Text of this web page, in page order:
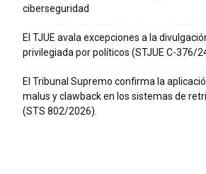
ciberseguridad
El TJUE avala excepciones a la
privilegiada por políticos (STJUE C-376/
El Tribunal Supremo confirma la
malus y clawback en los sistemas de
(STS 802/2026).